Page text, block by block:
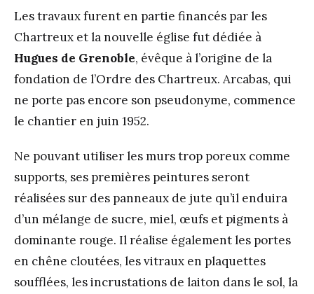
Les travaux furent en partie financés par les
Chartreux et la nouvelle église fut dédiée à
Hugues de Grenoble, évêque à l’origine de la
fondation de l’Ordre des Chartreux. Arcabas, qui
ne porte pas encore son pseudonyme, commence
le chantier en juin 1952.
Ne pouvant utiliser les murs trop poreux comme
supports, ses premières peintures seront
réalisées sur des panneaux de jute qu’il enduira
d’un mélange de sucre, miel, œufs et pigments à
dominante rouge. Il réalise également les portes
en chêne cloutées, les vitraux en plaquettes
soufflées, les incrustations de laiton dans le sol, la